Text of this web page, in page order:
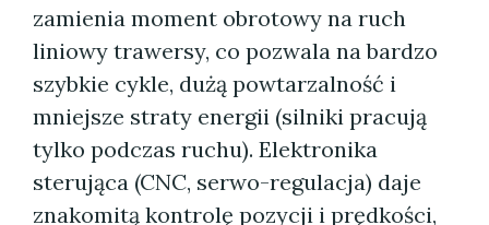
zamienia moment obrotowy na ruch
liniowy trawersy, co pozwala na bardzo
szybkie cykle, dużą powtarzalność i
mniejsze straty energii (silniki pracują
tylko podczas ruchu). Elektronika
sterująca (CNC, serwo-regulacja) daje
znakomitą kontrolę pozycji i prędkości,